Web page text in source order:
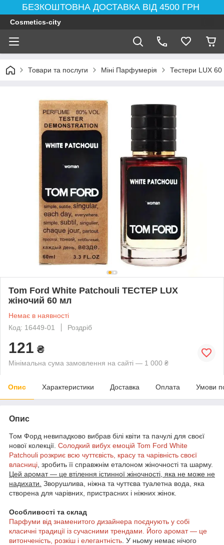
БЕЗКОШТОВНА ДОСТАВКА ВІД 4500 ГРН
Cosmetics-city
Товари та послуги Міні Парфумерія Тестери LUX
Tom Ford White Patchouli ТЕСТЕР LUX
жіночий 60 мл
Немає в наявності
Код: 16449-01
Роздріб
121 ₴
Мінімальна сума замовлення на сайті — 1 000 ₴
Опис Характеристики Доставка Оплата Умови
Опис
Том Форд невипадково вибрав білі квіти та пачулі для своєї
нової колекції. Солодкий вибух емоцій Tom Ford White
Patchouli розкриє всю чуттєвість, красу та чарівність своєї
власниці , зробить її справжнім еталоном жіночності та шарму.
Цей аромат — це втілення істинної жіночності, яка не може не
надихати. Зворушлива, ніжна та чуттєва туалетна вода, яка
створена для чарівних, пристрасних і ніжних жінок.
Особливості та склад
Парфуми від знаменитого дизайнера поєднують у собі
класичні традиції із сучасними трендами. Його аромат — це
витонченість, розкіш і елегантність . У ньому немає нічого